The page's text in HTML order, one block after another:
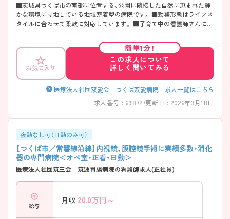
■茨城県つくば市の南部に位置する、公園に隣接した自然に恵まれた静
かな環境に立地している地域密着型の病院です。 ■勤務形態はライフス
タイルに合わせて柔軟に対応しています。 ■子育て中の看護師さんには
お気に入り
簡単1分！
この求人について
詳しく聞いてみる
医療法人社団双愛会 つくば双愛病院 求人一覧はこちら
求人番号 : 698727更新日 : 2026年3月18日
夜勤なし可（日勤のみ可）
【つくば市／常磐線沿線】内視鏡、腹腔鏡手術に実績多数・消化
器の専門病院＜オペ室・正看・日勤＞
医療法人社団筑三会 筑波胃腸病院の看護師求人(正社員)
給与
月収 20.0万円～